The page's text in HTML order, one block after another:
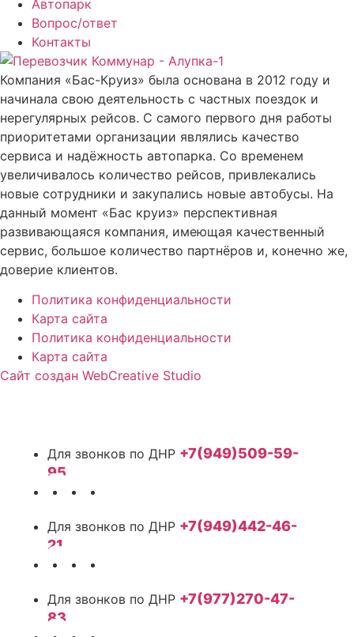
Автопарк
Вопрос/ответ
Контакты
Компания «Бас-Круиз» была основана в 2012 году и
начинала свою деятельность с частных поездок и
нерегулярных рейсов. С самого первого дня работы
приоритетами организации являлись качество
сервиса и надёжность автопарка. Со временем
увеличивалось количество рейсов, привлекались
новые сотрудники и закупались новые автобусы. На
данный момент «Бас круиз» перспективная
развивающаяся компания, имеющая качественный
сервис, большое количество партнёров и, конечно же,
доверие клиентов.
Политика конфиденциальности
Карта сайта
Политика конфиденциальности
Карта сайта
Сайт создан WebCreative Studio
+7(949)509-59-
95
+7(949)442-46-
21
+7(977)270-47-
83